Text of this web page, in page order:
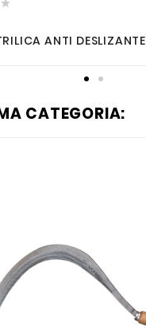

ANTI DESLIZANTE
CATEGORIA: